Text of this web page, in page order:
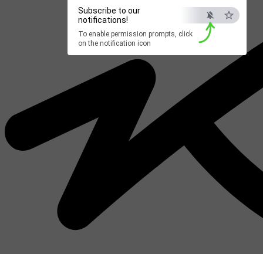
Subscribe to our
notifications!
To enable permission prompts, click
on the notification icon